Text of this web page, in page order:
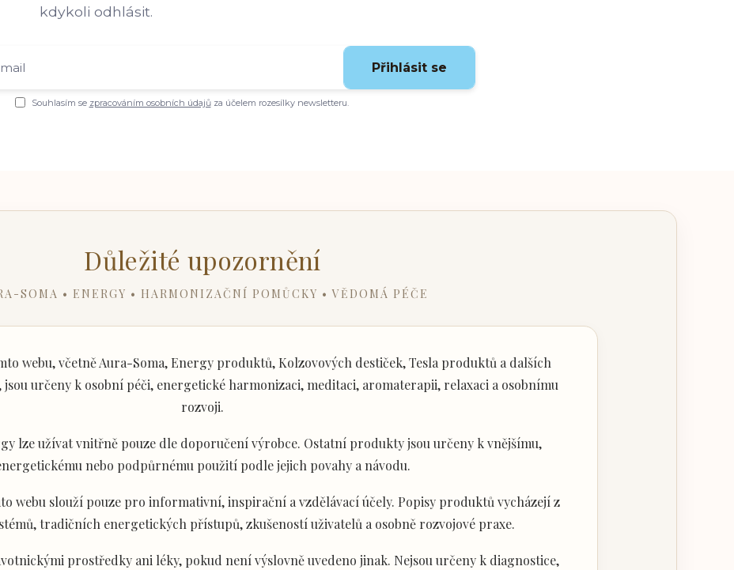
kdykoli odhlásit.
Přihlásit se
Souhlasím se zpracováním osobních údajůza účelem rozesílky newsletteru.
Důležité upozornění
SOMA • ENERGY • HARMONIZAČNÍ POMŮCKY • VĚDOMÁ PÉČE
webu, včetně Aura-Soma, Energy produktů, Kolzovových destiček, Tesla produktů a dalších
určeny k osobní péči, energetické harmonizaci, meditaci, aromaterapii, relaxaci a osobnímu
rozvoji.
lze užívat vnitřně pouze dle doporučení výrobce. Ostatní produkty jsou určeny k vnějšímu,
nebo podpůrnému použití podle jejich povahy a návodu.
webu slouží pouze pro informativní, inspirační a vzdělávací účely. Popisy produktů vycházejí z
tradičních energetických přístupů, zkušeností uživatelů a osobně rozvojové praxe.
prostředky ani léky, pokud není výslovně uvedeno jinak. Nejsou určeny k diagnostice,